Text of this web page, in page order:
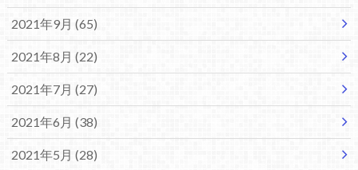
2021年9月 (65)
2021年8月 (22)
2021年7月 (27)
2021年6月 (38)
2021年5月 (28)